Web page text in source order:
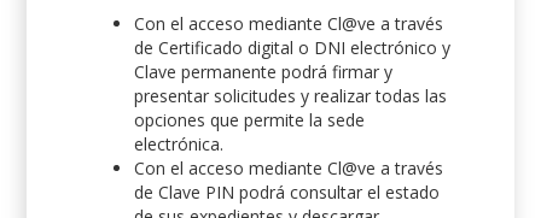
Con el acceso mediante Cl@ve a través
de Certificado digital o DNI electrónico y
Clave permanente podrá firmar y
presentar solicitudes y realizar todas las
opciones que permite la sede
electrónica.
Con el acceso mediante Cl@ve a través
de Clave PIN podrá consultar el estado